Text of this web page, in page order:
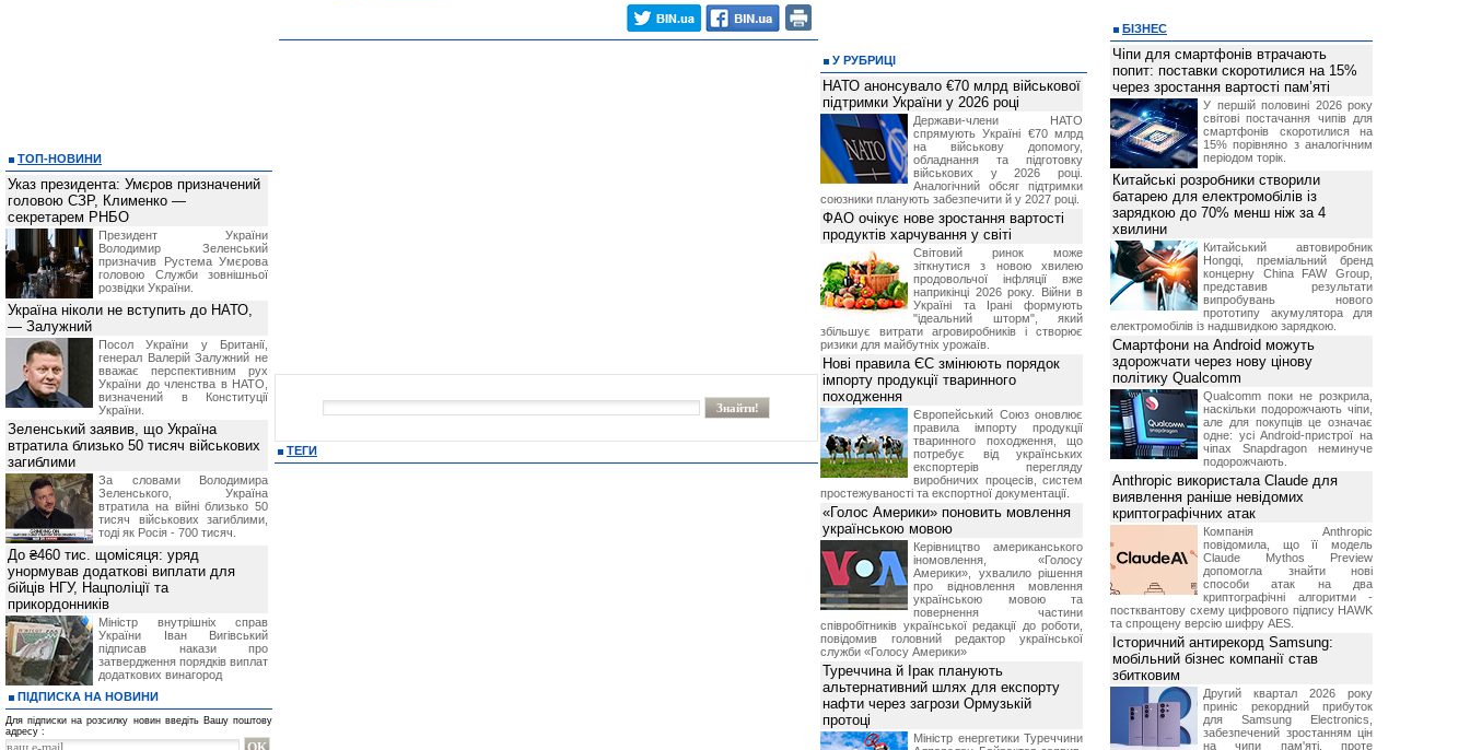
ТЕГИ
ТОП-НОВИНИ
Указ президента: Умєров призначений
головою СЗР, Клименко —
секретарем РНБО
Президент України
Володимир Зеленський
призначив Pустема Умєрова
головою Служби зовнішньої
розвідки України.
Україна ніколи не вступить до НАТО,
— Залужний
Посол України у Британії,
генерал Валерій Залужний не
вважає перспективним рух
України до членства в НАТО,
визначений в Конституції
України.
Зеленський заявив, що Україна
втратила близько 50 тисяч військових
загиблими
За словами Володимира
Зеленського, Україна
втратила на війні близько 50
тисяч військових загиблими,
тоді як Росія - 700 тисяч.
До ₴460 тис. щомісяця: уряд
унормував додаткові виплати для
бійців НГУ, Нацполіції та
прикордонників
Міністр внутрішніх справ
України Іван Вигівський
підписав накази про
затвердження порядків виплат
додаткових винагород
ПІДПИСКА НА НОВИНИ
Для підписки на розсилку новин введіть Вашу поштову
адресу :
У РУБРИЦІ
НАТО анонсувало €70 млрд військової
підтримки України у 2026 році
Держави-члени НАТО
спрямують Україні €70 млрд
на військову допомогу,
обладнання та підготовку
військових у 2026 році.
Аналогічний обсяг підтримки
союзники планують забезпечити й у 2027 році.
ФАО очікує нове зростання вартості
продуктів харчування у світі
Світовий ринок може
зіткнутися з новою хвилею
продовольчої інфляції вже
наприкінці 2026 року. Війни в
Україні та Ірані формують
"ідеальний шторм", який
збільшує витрати агровиробників і створює
ризики для майбутніх урожаїв.
Нові правила ЄС змінюють порядок
імпорту продукції тваринного
походження
Європейський Союз оновлює
правила імпорту продукції
тваринного походження, що
потребує від українських
експортерів перегляду
виробничих процесів, систем
простежуваності та експортної документації.
«Голос Америки» поновить мовлення
українською мовою
Керівництво американського
іномовлення, «Голосу
Америки», ухвалило рішення
про відновлення мовлення
українською мовою та
повернення частини
співробітників української редакції до роботи,
повідомив головний редактор української
служби «Голосу Америки»
Туреччина й Ірак планують
альтернативний шлях для експорту
нафти через загрози Ормузькій
протоці
Міністр енергетики Туреччини
БІЗНЕС
Чіпи для смартфонів втрачають
попит: поставки скоротилися на 15%
через зростання вартості пам’яті
У першій половині 2026 року
світові постачання чипів для
смартфонів скоротилися на
15% порівняно з аналогічним
періодом торік.
Китайські розробники створили
батарею для електромобілів із
зарядкою до 70% менш ніж за 4
хвилини
Китайський автовиробник
Hongqi, преміальний бренд
концерну China FAW Group,
представив результати
випробувань нового
прототипу акумулятора для
електромобілів із надшвидкою зарядкою.
Смартфони на Android можуть
здорожчати через нову цінову
політику Qualcomm
Qualcomm поки не розкрила,
наскільки подорожчають чіпи,
але для покупців це означає
одне: усі Android-пристрої на
чіпах Snapdragon неминуче
подорожчають.
Anthropic використала Claude для
виявлення раніше невідомих
криптографічних атак
Компанія Anthropic
повідомила, що її модель
Claude Mythos Preview
допомогла знайти нові
способи атак на два
криптографічні алгоритми -
постквантову схему цифрового підпису HAWK
та спрощену версію шифру AES.
Історичний антирекорд Samsung:
мобільний бізнес компанії став
збитковим
Другий квартал 2026 року
приніс рекордний прибуток
для Samsung Electronics,
забезпечений зростанням цін
на чипи пам'яті, проте